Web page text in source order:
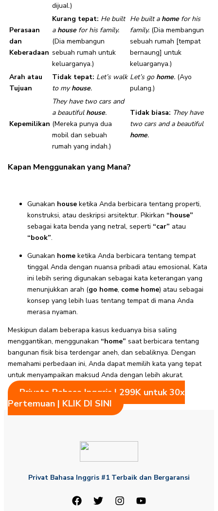
dijual.)
Perasaan
dan
Keberadaan
Kurang tepat: He built
a housefor his family.
(Dia membangun
sebuah rumah untuk
keluarganya.)
He built a homefor his
family.(Dia membangun
sebuah rumah [tempat
bernaung] untuk
keluarganya.)
Arah atau
Tujuan
Tidak tepat: Let’s walk
to myhouse.
Let’s go home.(Ayo
pulang.)
Kepemilikan
They have two cars and
a beautiful house.
(Mereka punya dua
mobil dan sebuah
rumah yang indah.)
Tidak biasa: They have
two cars and a beautiful
home.
Kapan Menggunakan yang Mana?
Gunakan houseketika Anda berbicara tentang properti,
konstruksi, atau deskripsi arsitektur. Pikirkan “house”
sebagai kata benda yang netral, seperti “car” atau
“book”.
Gunakan homeketika Anda berbicara tentang tempat
tinggal Anda dengan nuansa pribadi atau emosional. Kata
ini lebih sering digunakan sebagai kata keterangan yang
menunjukkan arah (go home, come home) atau sebagai
konsep yang lebih luas tentang tempat di mana Anda
merasa nyaman.
Meskipun dalam beberapa kasus keduanya bisa saling
menggantikan, menggunakan “home” saat berbicara tentang
bangunan fisik bisa terdengar aneh, dan sebaliknya. Dengan
memahami perbedaan ini, Anda dapat memilih kata yang tepat
untuk menyampaikan maksud Anda dengan lebih akurat.
Private Bahasa Inggris | 299K untuk 30x
Pertemuan | KLIK DI SINI
Privat Bahasa Inggris #1 Terbaik dan Bergaransi